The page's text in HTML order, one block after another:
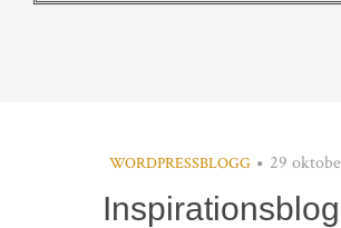
WORDPRESSBLOGG 29